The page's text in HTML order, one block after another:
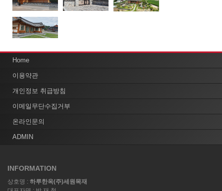
Home
이용약관
개인정보 취급방침
이메일무단수집거부
온라인문의
ADMIN
INFORMATION
상호명 : 하루한옥(주)세원목재